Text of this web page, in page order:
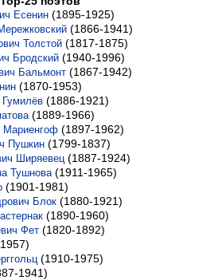
Есенин (1895-1925)
(1866-1941)
Толстой (1817-1875)
Бродский (1940-1996)
Бальмонт (1867-1942)
(1870-1953)
Гумилёв (1886-1921)
(1889-1966)
Мариенгоф (1897-1962)
Пушкин (1799-1837)
Ширяевец (1887-1924)
Тушнова (1911-1965)
(1901-1981)
Блок (1880-1921)
(1890-1960)
Фет (1820-1892)
(1910-1975)
1941)